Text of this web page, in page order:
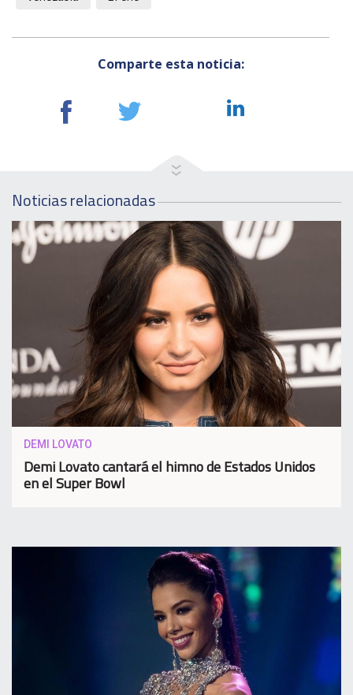
Comparte esta noticia:
Noticias relacionadas
DEMI LOVATO
Demi Lovato cantará el himno de Estados Unidos
en el Super Bowl